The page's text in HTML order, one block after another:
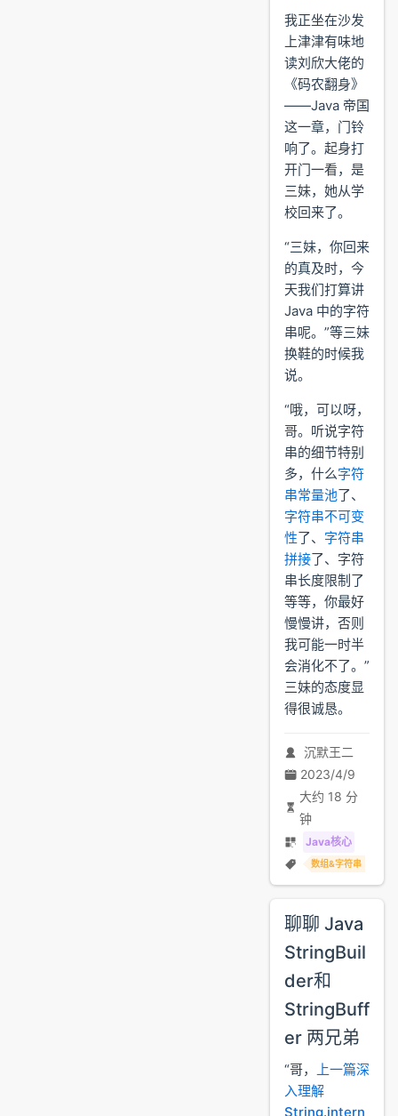
我正坐在沙发
上津津有味地
读刘欣大佬的
《码农翻身》
——Java 帝国
这一章，门铃
响了。起身打
开门一看，是
三妹，她从学
校回来了。
“三妹，你回来
的真及时，今
天我们打算讲
Java 中的字符
串呢。”等三妹
换鞋的时候我
说。
“哦，可以呀，
哥。听说字符
串的细节特别
多，什么字符
串常量池了、
字符串不可变
性了、 字符串
拼接了、字符
串长度限制了
等等，你最好
慢慢讲，否则
我可能一时半
会消化不了。”
三妹的态度显
得很诚恳。
沉默王二
2023/4/9
大约 18 分
钟
Java核心
数组&字符串
聊聊 Java
StringBuil
der和
StringBuff
er 两兄弟
“哥，
上一篇深
入理解
String.intern